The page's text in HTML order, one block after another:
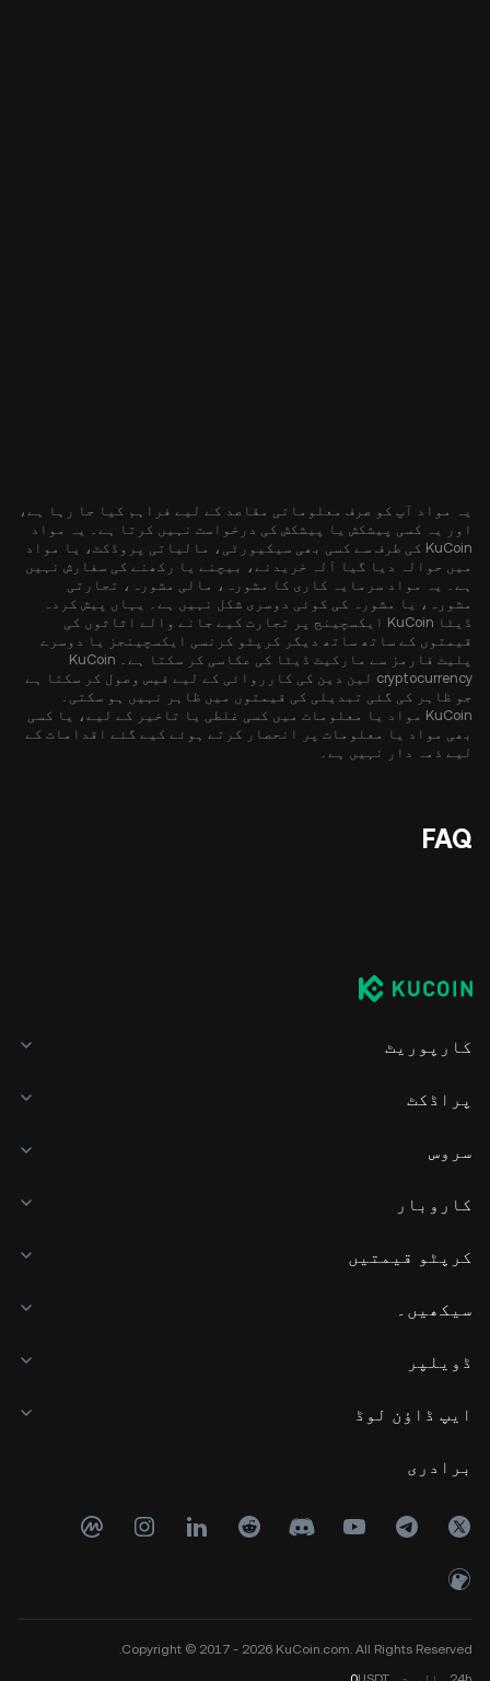
یہ مواد آپ کو صرف معلوماتی مقاصد کے لیے فراہم کیا جا رہا ہے،
اور یہ کسی پیشکش یا پیشکش کی درخواست نہیں کرتا ہے۔ یہ مواد
KuCoin کی طرف سے کسی بھی سیکیورٹی، مالیاتی پروڈکٹ، یا مواد
میں حوالہ دیا گیا آلہ خریدنے، بیچنے یا رکھنے کی سفارش نہیں
ہے۔ یہ مواد سرمایہ کاری کا مشورہ، مالی مشورہ، تجارتی
مشورہ، یا مشورہ کی کوئی دوسری شکل نہیں ہے۔ یہاں پیش کردہ
ڈیٹا KuCoin ایکسچینج پر تجارت کیے جانے والے اثاثوں کی
قیمتوں کے ساتھ ساتھ دیگر کرپٹو کرنسی ایکسچینجز یا دوسرے
پلیٹ فارمز سے مارکیٹ ڈیٹا کی عکاسی کر سکتا ہے۔ KuCoin
cryptocurrency لین دین کی کارروائی کے لیے فیس وصول کر سکتا ہے
جو ظاہر کی گئی تبدیلی کی قیمتوں میں ظاہر نہیں ہو سکتی۔
KuCoin مواد یا معلومات میں کسی غلطی یا تاخیر کے لیے، یا کسی
بھی مواد یا معلومات پر انحصار کرتے ہوئے کیے گئے اقدامات کے
لیے ذمہ دار نہیں ہے۔
FAQ
کارپوریٹ
پراڈکٹ
سروس
کاروبار
کرپٹو قیمتیں
سیکھیں۔
ڈویلپر
ایپ ڈاؤن لوڈ
برادری
Copyright © 2017 - 2026 KuCoin.com. All Rights Reserved.